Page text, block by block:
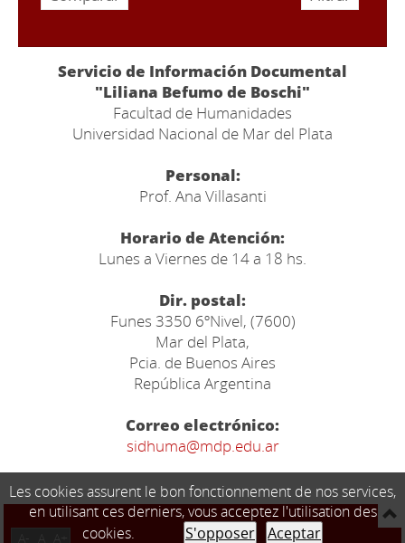
Servicio de Información Documental
"Liliana Befumo de Boschi"
Facultad de Humanidades
Universidad Nacional de Mar del Plata
Personal:
Prof. Ana Villasanti
Horario de Atención:
Lunes a Viernes de 14 a 18 hs.
Dir. postal:
Funes 3350 6ºNivel, (7600)
Mar del Plata,
Pcia. de Buenos Aires
República Argentina
Correo electrónico:
sidhuma@mdp.edu.ar
Les cookies assurent le bon fonctionnement de nos services,
en utilisant ces derniers, vous acceptez l'utilisation des
cookies.
S'opposer Aceptar